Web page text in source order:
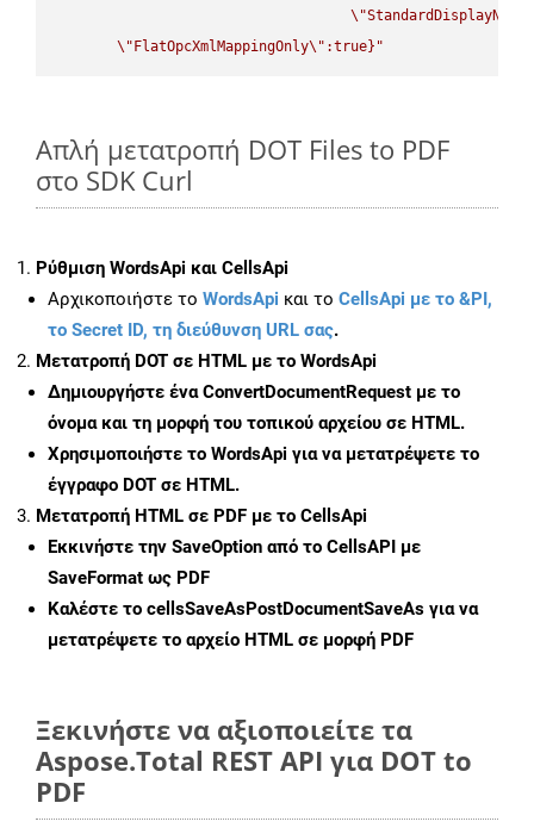
\"StandardDisplayName
\" FlatOpcXmlMappingOnly\" :true}"
Απλή μετατροπή DOT Files to PDF
στο SDK Curl
Ρύθμιση WordsApi και CellsApi
Αρχικοποιήστε το WordsApi και το CellsApi με το &PI,
το Secret ID, τη διεύθυνση URL σας.
Μετατροπή DOT σε HTML με το WordsApi
Δημιουργήστε έναConvertDocumentRequest με το
όνομα και τη μορφή του τοπικού αρχείου σε HTML.
Χρησιμοποιήστε το WordsApi για να μετατρέψετε το
έγγραφο DOT σε HTML.
Μετατροπή HTML σε PDF με το CellsApi
Εκκινήστε την SaveOption από το CellsAPI με
SaveFormat ως PDF
Καλέστε το cellsSaveAsPostDocumentSaveAs για να
μετατρέψετε το αρχείο HTML σε μορφή PDF
Ξεκινήστε να αξιοποιείτε τα
Aspose.Total REST API για DOT to
PDF